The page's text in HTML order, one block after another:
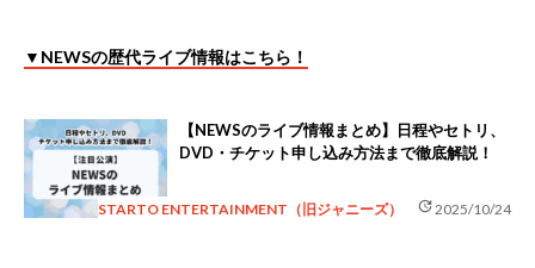
▼NEWSの歴代ライブ情報はこちら！
【NEWSのライブ情報まとめ】日程やセトリ、
DVD・チケット申し込み方法まで徹底解説！
STARTO ENTERTAINMENT（旧ジャニーズ） update2025/10/24